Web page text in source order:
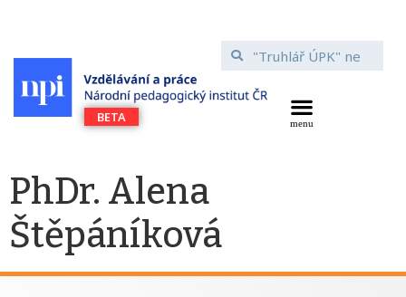
PhDr. Alena
Štěpáníková